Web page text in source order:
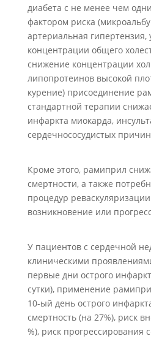
диабета с не менее чем
фактором риска
артериальная гипертензия,
концентрации общего
снижение концентрации
липопротеинов высокой
курение) присоединение
стандартной терапии
инфаркта миокарда,
сердечно­сосудистых
Кроме этого, рамиприл
смертности, а также
процедур
возникновение или
У пациентов с сердечной
клиническими
первые дни острого
сутки), применение
10-ый день острого
смертность (на 27%), риск
%), риск прогрессирования